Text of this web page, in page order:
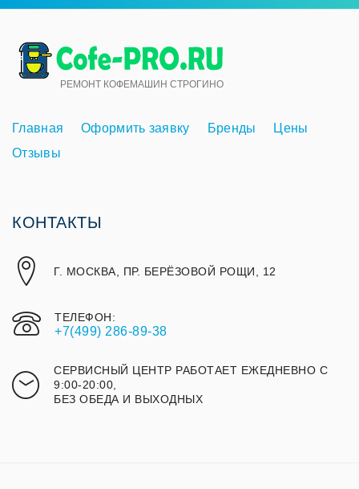
РЕМОНТ КОФЕМАШИН СТРОГИНО
Главная Оформить заявку Бренды
Цены
Отзывы
КОНТАКТЫ
Г. МОСКВА, ПР. БЕРЁЗОВОЙ РОЩИ, 12
ТЕЛЕФОН:
+7(499) 286-89-38
СЕРВИСНЫЙ ЦЕНТР РАБОТАЕТ ЕЖЕДНЕВНО С
9:00-20:00,
БЕЗ ОБЕДА И ВЫХОДНЫХ